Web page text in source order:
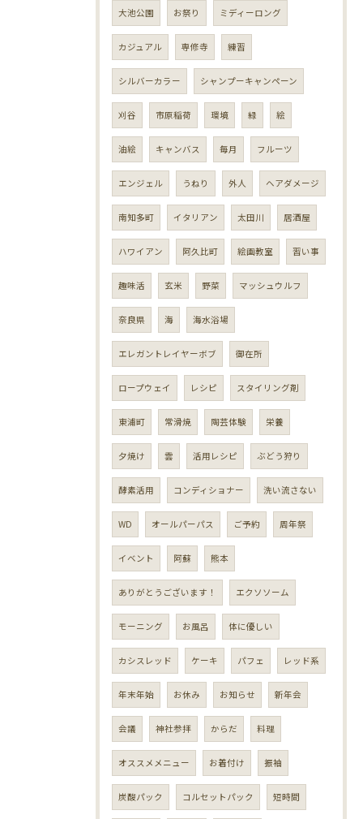
大池公園 お祭り ミディーロング
カジュアル 専修寺 練習
シルバーカラー シャンプーキャンペーン
刈谷 市原稲荷 環境 緑 絵
油絵 キャンバス 毎月 フルーツ
エンジェル うねり 外人 ヘアダメージ
南知多町 イタリアン 太田川 居酒屋
ハワイアン 阿久比町 絵画教室 習い事
趣味活 玄米 野菜 マッシュウルフ
奈良県 海 海水浴場
エレガントレイヤーボブ 御在所
ロープウェイ レシピ スタイリング剤
東浦町 常滑焼 陶芸体験 栄養
夕焼け 雲 活用レシピ ぶどう狩り
酵素活用 コンディショナー 洗い流さない
WD オールパーパス ご予約 周年祭
イベント 阿蘇 熊本
ありがとうございます！ エクソソーム
モーニング お風呂 体に優しい
カシスレッド ケーキ パフェ レッド系
年末年始 お休み お知らせ 新年会
会議 神社参拝 からだ 料理
オススメメニュー お着付け 振袖
炭酸パック コルセットパック 短時間